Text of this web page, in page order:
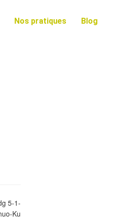
Nos pratiques Blog
5-1-
Ku